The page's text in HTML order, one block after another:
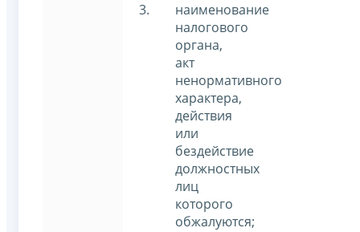
наименование
налогового
органа,
акт
ненормативного
характера,
действия
или
бездействие
должностных
лиц
которого
обжалуются;